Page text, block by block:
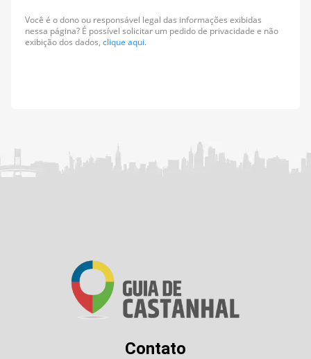
Você é o dono ou responsável legal das informações exibidas
nessa página? É possível solicitar um pedido de privacidade e não
exibição dos dados, clique aqui.
Contato